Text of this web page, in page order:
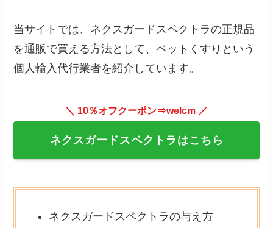
当サイトでは、ネクスガードスペクトラの正規品
を通販で買える方法として、ペットくすりという
個人輸入代行業者を紹介しています。
＼ 10％オフクーポン⇒welcm ／
ネクスガードスペクトラはこちら
ネクスガードスペクトラの与え方